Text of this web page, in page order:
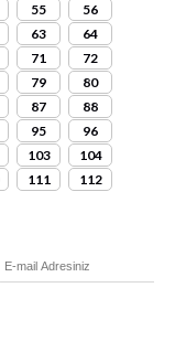
55
56
63
64
71
72
79
80
87
88
95
96
103
104
111
112